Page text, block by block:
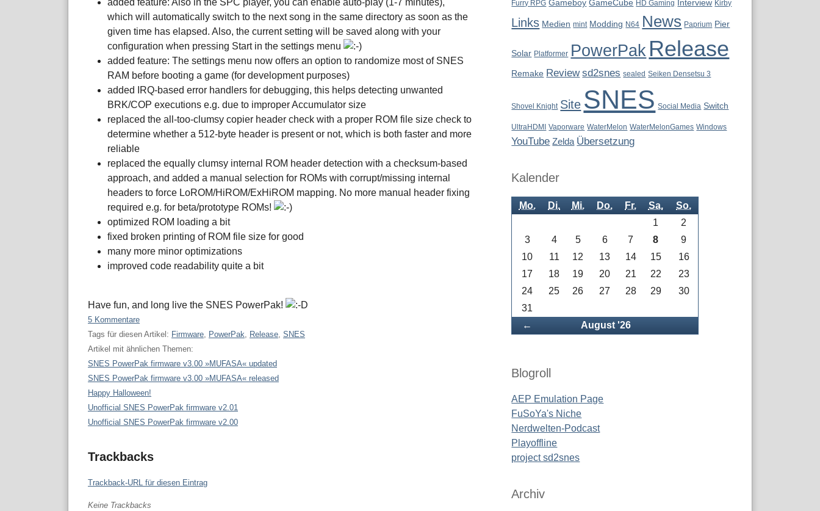
added feature: Also in the SPC player, you can enable auto-play (1-7 minutes),
which will automatically switch to the next song in the same directory as soon as the
given time has elapsed. Also, the current setting will be saved along with your
configuration when pressing Start in the settings menu
added feature: The settings menu now offers an option to randomize most of SNES
RAM before booting a game (for development purposes)
added IRQ-based error handlers for debugging, this helps detecting unwanted
BRK/COP executions e.g. due to improper Accumulator size
replaced the all-too-clumsy copier header check with a proper ROM file size check to
determine whether a 512-byte header is present or not, which is both faster and more
reliable
replaced the equally clumsy internal ROM header detection with a checksum-based
approach, and added a manual selection for ROMs with corrupt/missing internal
headers to force LoROM/HiROM/ExHiROM mapping. No more manual header fixing
required e.g. for beta/prototype ROMs!
optimized ROM loading a bit
fixed broken printing of ROM file size for good
many more minor optimizations
improved code readability quite a bit
Have fun, and long live the SNES PowerPak!
5 Kommentare
Tags für diesen Artikel: Firmware, PowerPak, Release, SNES
Artikel mit ähnlichen Themen:
SNES PowerPak firmware v3.00 »MUFASA« updated
SNES PowerPak firmware v3.00 »MUFASA« released
Happy Halloween!
Unofficial SNES PowerPak firmware v2.01
Unofficial SNES PowerPak firmware v2.00
Trackbacks
Trackback-URL für diesen Eintrag
Keine Trackbacks
Furry RPG Gameboy GameCube HD Gaming Interview Kirby
Links Medien mint Modding N64 News Paprium Pier
Solar Platformer PowerPak Release
Remake Review sd2snes sealed Seiken Densetsu 3
Shovel Knight Site SNES Social Media Switch
UltraHDMI Vaporware WaterMelon WaterMelonGames Windows
YouTube Zelda Übersetzung
Kalender
Mo. Di. Mi. Do. Fr. Sa. So.
← August '26
1
2
3
4 5 6 7 8
9
10
11 12 13 14 15
16
17
18 19 20 21 22
23
24
25 26 27 28 29
30
31
Blogroll
AEP Emulation Page
FuSoYa's Niche
Nerdwelten-Podcast
Playoffline
project sd2snes
Archiv